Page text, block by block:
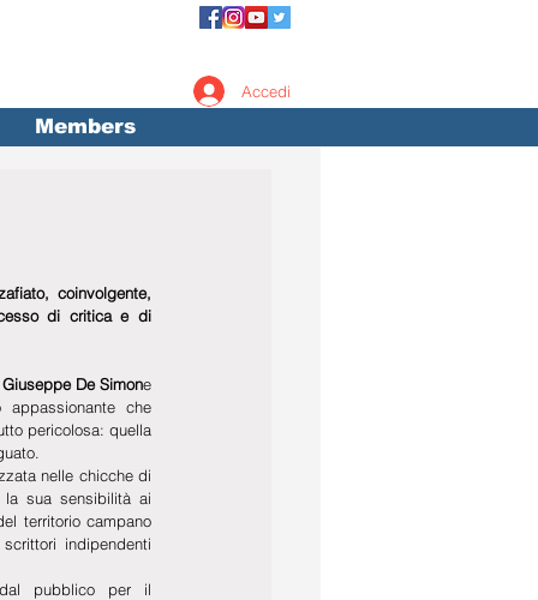
Members
Accedi
coinvolgente,
di critica e di
De Simone
che
pericolosa: quella
nelle chicche di
la sua sensibilità ai
territorio campano
indipendenti
pubblico per il